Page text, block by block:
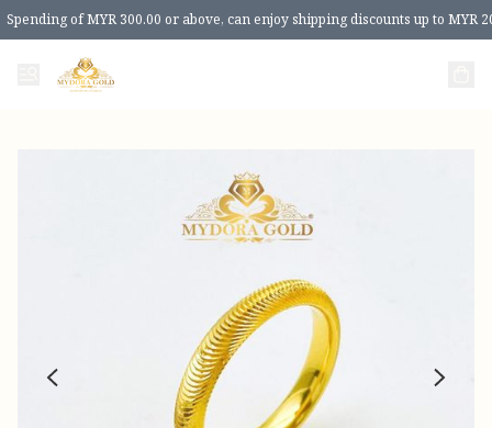
Spending of MYR 300.00 or above, can enjoy shipping discounts up to MYR